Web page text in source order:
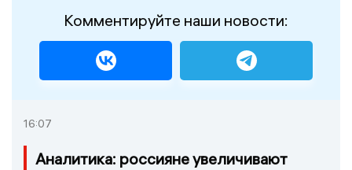
Комментируйте наши новости:
16:07
Аналитика: россияне увеличивают